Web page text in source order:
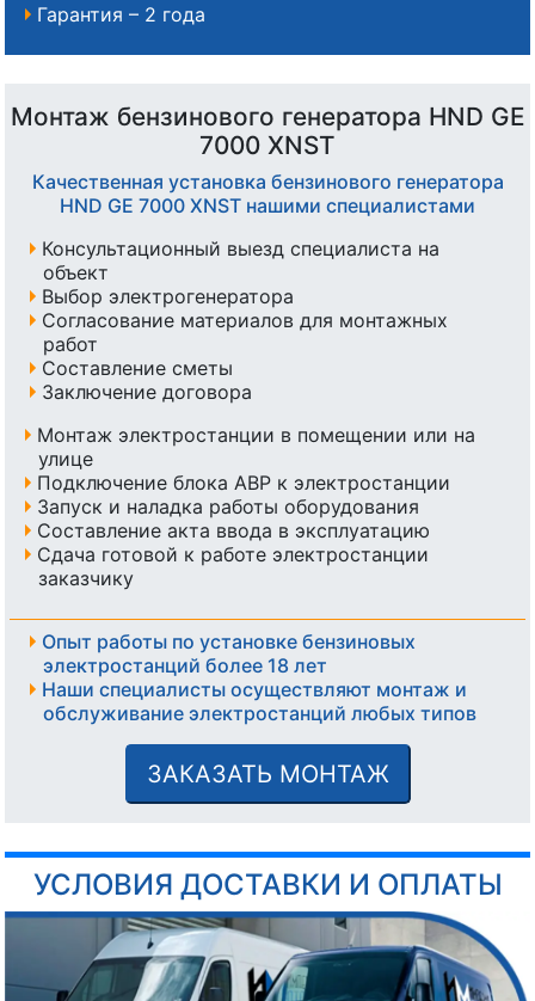
Гарантия – 2 года
Монтаж бензинового генератора HND GE
7000 XNST
Качественная установка бензинового генератора
HND GE 7000 XNST нашими специалистами
Консультационный выезд специалиста на
объект
Выбор электрогенератора
Согласование материалов для монтажных
работ
Составление сметы
Заключение договора
Монтаж электростанции в помещении или на
улице
Подключение блока АВР к электростанции
Запуск и наладка работы оборудования
Составление акта ввода в эксплуатацию
Сдача готовой к работе электростанции
заказчику
Опыт работы по установке бензиновых
электростанций более 18 лет
Наши специалисты осуществляют монтаж и
обслуживание электростанций любых типов
ЗАКАЗАТЬ МОНТАЖ
УСЛОВИЯ ДОСТАВКИ И ОПЛАТЫ